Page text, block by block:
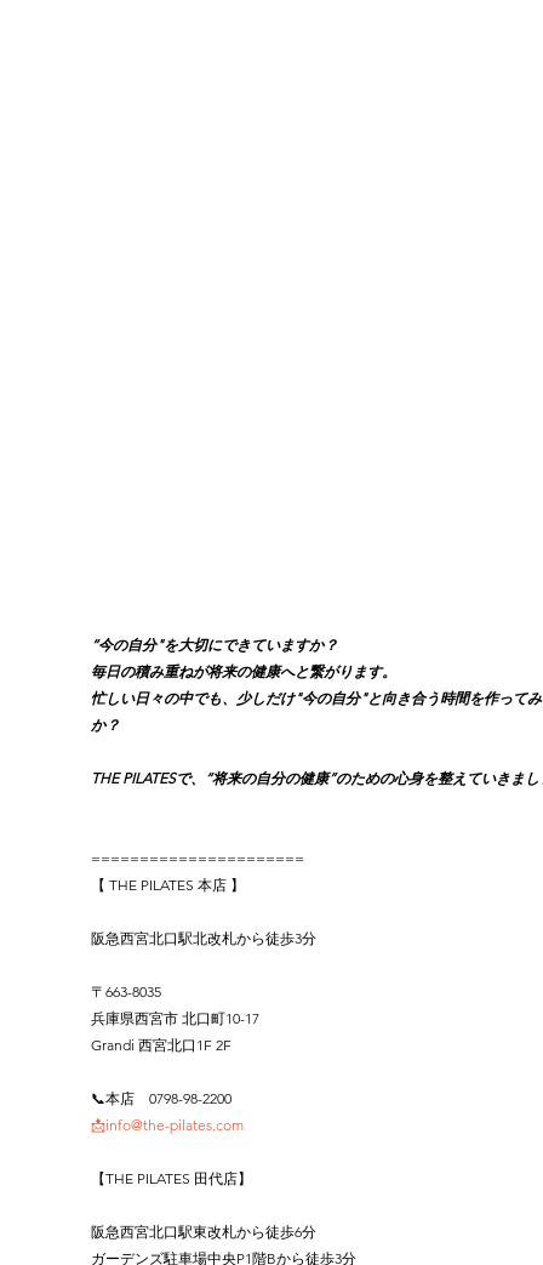
“今の自分"を大切にできていますか？
毎日の積み重ねが将来の健康へと繋がります。
忙しい日々の中でも、少しだけ"今の自分"と向き合う時間を作って
か？
THE PILATESで、“将来の自分の健康”のための心身を整えていきま
======================
【 THE PILATES 本店 】
阪急西宮北口駅北改札から徒歩3分
〒663-8035
兵庫県西宮市 北口町10-17
Grandi 西宮北口1F 2F
📞本店　0798-98-2200
📩info@the-pilates.com
【THE PILATES 田代店】
阪急西宮北口駅東改札から徒歩6分
ガーデンズ駐車場中央P1階Bから徒歩3分